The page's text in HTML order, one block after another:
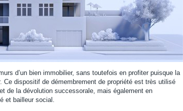
d’un bien immobilier, sans toutefois en profiter puisque la
Ce dispositif de démembrement de propriété est très utilisé
de la dévolution successorale, mais également en
et bailleur social.